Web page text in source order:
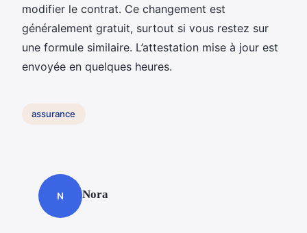
modifier le contrat. Ce changement est
généralement gratuit, surtout si vous restez sur
une formule similaire. L’attestation mise à jour est
envoyée en quelques heures.
assurance
N Nora